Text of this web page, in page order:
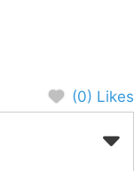
(0) Likes